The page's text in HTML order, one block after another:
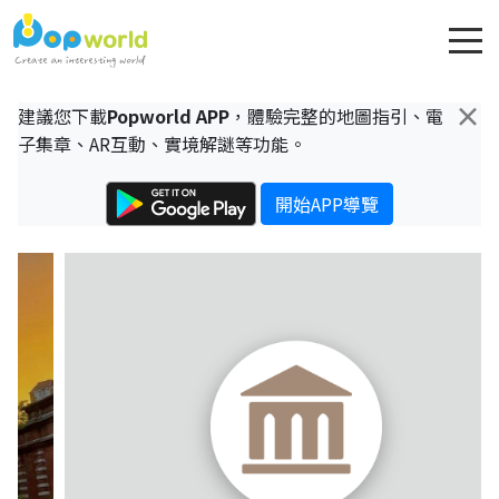
×
建議您下載Popworld APP ，體驗完整的地圖指引、電
子集章、AR互動、實境解謎等功能。
開始APP導覽